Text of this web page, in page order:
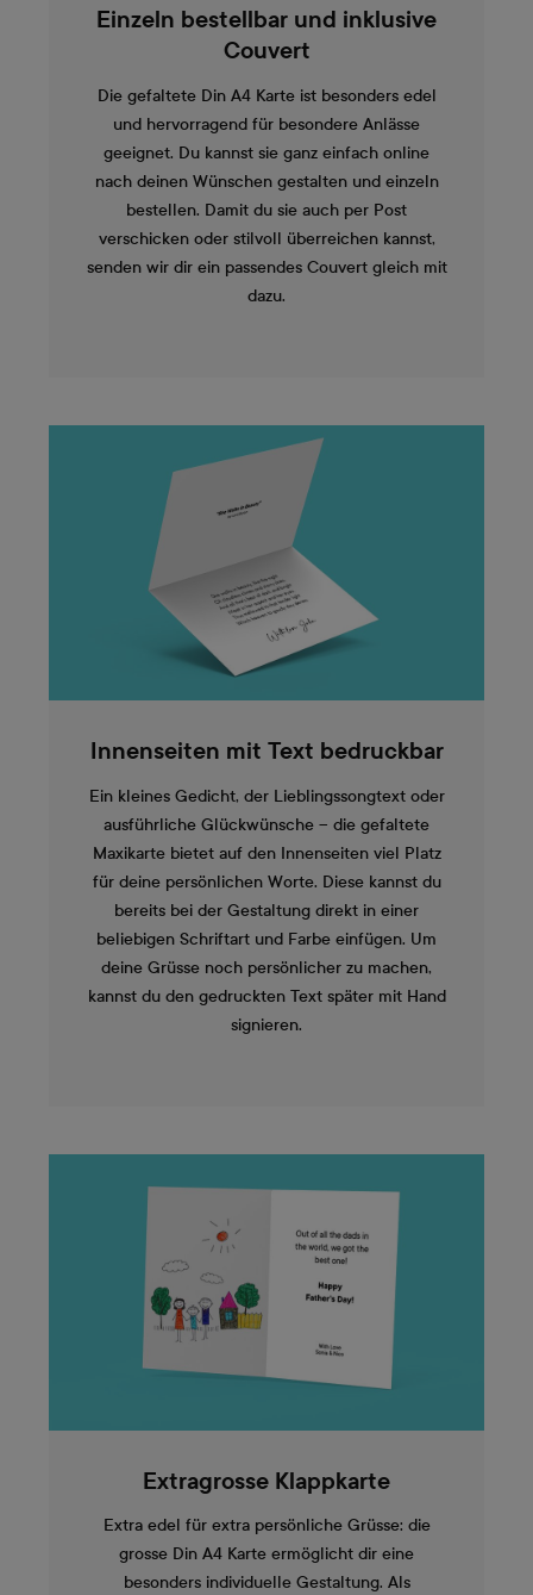
Einzeln bestellbar und inklusive
Couvert
Die gefaltete Din A4 Karte ist besonders edel
und hervorragend für besondere Anlässe
geeignet. Du kannst sie ganz einfach online
nach deinen Wünschen gestalten und einzeln
bestellen. Damit du sie auch per Post
verschicken oder stilvoll überreichen kannst,
senden wir dir ein passendes Couvert gleich mit
dazu.
Innenseiten mit Text bedruckbar
Ein kleines Gedicht, der Lieblingssongtext oder
ausführliche Glückwünsche – die gefaltete
Maxikarte bietet auf den Innenseiten viel Platz
für deine persönlichen Worte. Diese kannst du
bereits bei der Gestaltung direkt in einer
beliebigen Schriftart und Farbe einfügen. Um
deine Grüsse noch persönlicher zu machen,
kannst du den gedruckten Text später mit Hand
signieren.
Extragrosse Klappkarte
Extra edel für extra persönliche Grüsse: die
grosse Din A4 Karte ermöglicht dir eine
besonders individuelle Gestaltung. Als